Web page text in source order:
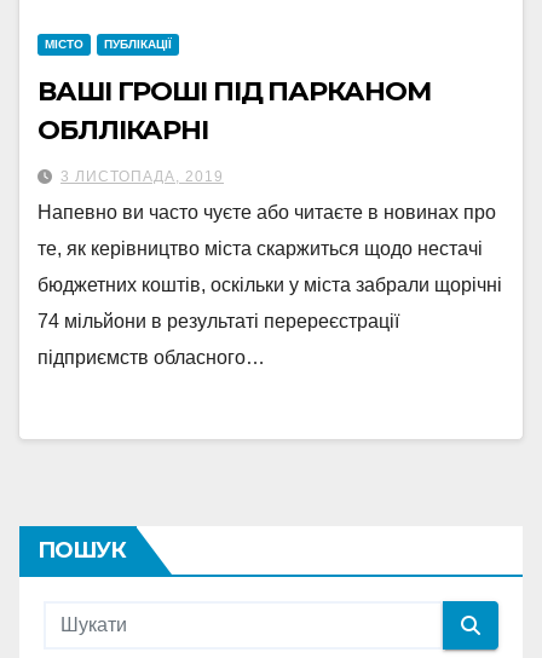
МІСТО ПУБЛІКАЦІЇ
ВАШІ ГРОШІ ПІД ПАРКАНОМ
ОБЛЛІКАРНІ
3 ЛИСТОПАДА, 2019
Напевно ви часто чуєте або читаєте в новинах про
те, як керівництво міста скаржиться щодо нестачі
бюджетних коштів, оскільки у міста забрали щорічні
74 мільйони в результаті перереєстрації
підприємств обласного…
ПОШУК